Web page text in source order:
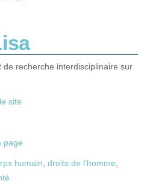
de recherche interdisciplinaire sur
site
page
humain, droits de l'homme,